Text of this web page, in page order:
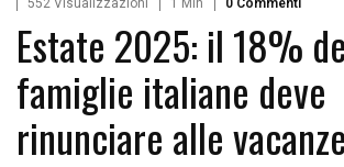
Estate 2025: il 18%
famiglie italiane deve
rinunciare alle vacanze